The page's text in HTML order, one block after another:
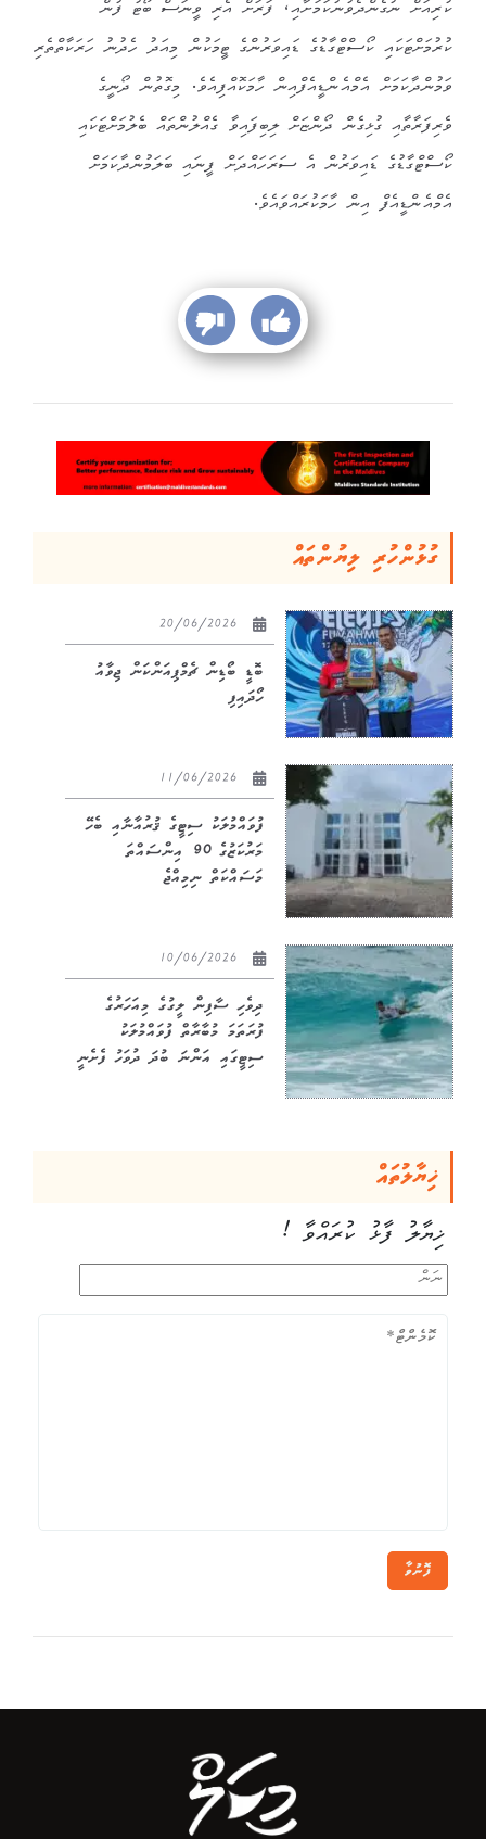
ކުރިއަށް ނުގެންދެވުނުކަމަށާއި، ފަރަށް އެރި ވީނަސް ބޯޓު ފުން
ކުރުމަށްޓަކައި ކޯސްޓްގާޑުގެ ޑައިވަރުންގެ ޓީމަކުން މިއަދު ހެދުނު ހަރަކާތްތެރި
ވަމުންދާކަމަށް އެމްއެންޑީއެފްއިން ހާމަކޮއްފިއެވެ. މިގޮތުން ދޯނީގެ
ވެރިފަރާތާއި ގުޅިގެން ދޯންޏަށް ލިބިފައިވާ ގެއްލުންތައް ބެލުމަށްޓަކައި
ކޯސްޓްގާޑުގެ ޑައިވަރުން އެ ސަރަހައްދަށް ފީނައި ބަލަމުންދާކަމަށް
އެމްއެންޑީއެފް އިން ހާމަކުރައްވައެވެ.
ގުޅުންހުރި ލިޔުންތައް
ބޮޑީ ބޯޑިން ޗެމްޕިއަންކަން ޖިވާއު
ހޯދައިފި
ފުވައްމުލަކު ސިޓީގެ ޤުރުއާނާއި ބެހޭ
މަރުކަޒުގެ 90 އިންސައްތަ
މަސައްކަތް ނިމިއްޖެ
ދިވެހި ސާފިން ލީގުގެ މިއަހަރުގެ
ފުރަތަމަ މުބާރާތް ފުވައްމުލަކު
ސިޓީގައި އަންނަ ބުދަ ދުވަހު ފެށެނީ
ޚިޔާލުތައް
ޚިޔާލު ފާޅު ކުރައްވާ !
ފޮނުވާ